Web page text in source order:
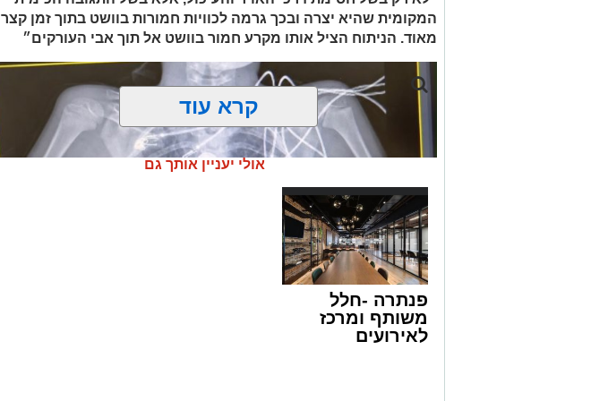
העיר ירושלים נעצרה והועברה להמשיך טיפול חקירה.
מעצרם של החשודים הוארך בבית המשפט.
המקומית שהיא יצרה ובכך גרמה לכוויות חמורות בוושט בתוך זמן קצר
מאוד. הניתוח הציל אותו מקרע חמור בוושט אל תוך אבי העורקים״
קרא עוד
אולי יעניין אותך גם
פנתרה -חלל
משותף ומרכז
לאירועים